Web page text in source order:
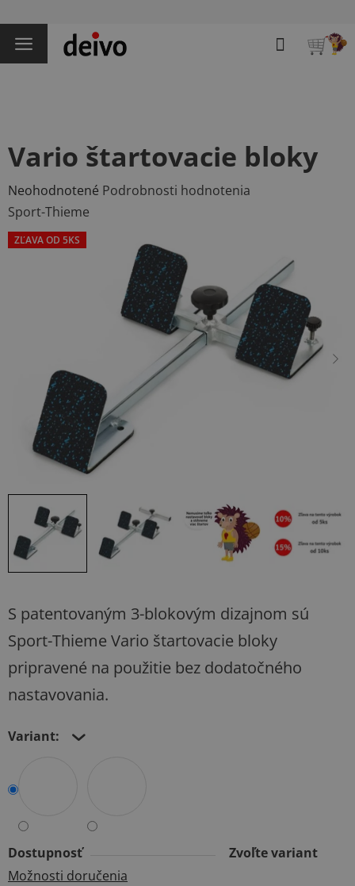
na
obsah
Hľadať
S patentovaným 3-blokovým dizajnom sú
Sport-Thieme Vario štartovacie bloky
pripravené na použitie bez dodatočného
nastavovania.
Variant:
Dostupnosť
Zvoľte variant
Možnosti doručenia
Vario štartovacie bloky
Priemerné
hodnotenie
produktu
je
Neohodnotené Podrobnosti hodnotenia
Sport-Thieme
ZĽAVA OD 5KS